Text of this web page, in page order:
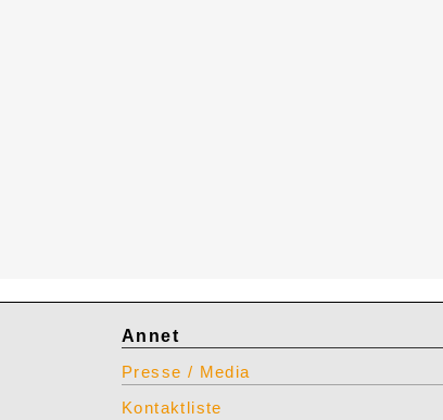
Annet
Presse / Media
Kontaktliste